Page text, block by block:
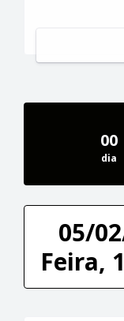
00
dia
05/
Feira,